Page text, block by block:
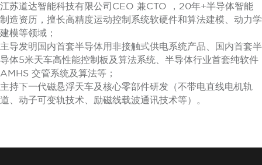
江苏道达智能科技有限公司CEO 兼CTO ，20年+半导体智能
制造资历，擅长高精度运动控制系统软硬件和算法建模、动力学
建模等领域；
主导发明国内首套半导体用非接触式供电系统产品、国内首套半
导体5米天车高性能控制板及算法系统、半导体行业首套纯软件
AMHS 交管系统及算法等；
主持下一代磁悬浮天车及核心零部件研发（不带电直线电机轨
道、动子可变轨技术、励磁线载波通讯技术等）。